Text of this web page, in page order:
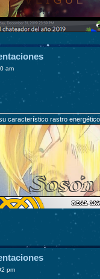
am
característico rastro
pm